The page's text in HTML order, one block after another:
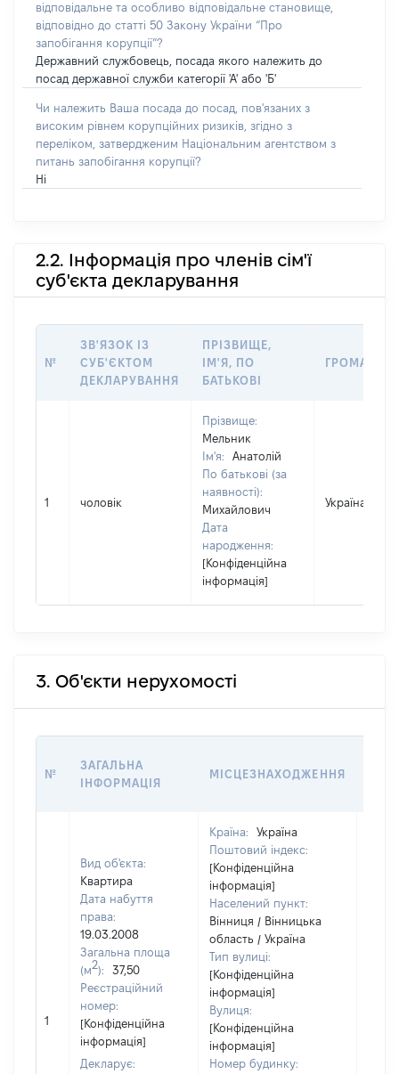
відповідальне та особливо відповідальне становище,
відповідно до статті 50 Закону України “Про
запобігання корупції”?
Державний службовець, посада якого належить до
посад державної служби категорії 'А' або 'Б'
Чи належить Ваша посада до посад, пов'язаних з
високим рівнем корупційних ризиків, згідно з
переліком, затвердженим Національним агентством з
питань запобігання корупції?
Ні
2.2. Інформація про членів сім'ї
суб'єкта декларування
№
ЗВ'ЯЗОК ІЗ
СУБ'ЄКТОМ
ДЕКЛАРУВАННЯ
ПРІЗВИЩЕ,
ІМ'Я, ПО
БАТЬКОВІ
1 чоловік
Прізвище:
Мельник
Ім'я:
Анатолій
По батькові (за
наявності):
Михайлович
Дата
народження:
[Конфіденційна
інформація]
Україна
3. Об'єкти нерухомості
№
ЗАГАЛЬНА
ІНФОРМАЦІЯ
МІСЦЕЗНАХОДЖЕННЯ
1
Вид об'єкта:
Квартира
Дата набуття
права:
19.03.2008
Загальна площа
(м2):
37,50
Реєстраційний
номер:
[Конфіденційна
інформація]
Декларує:
Країна:
Україна
Поштовий індекс:
[Конфіденційна
інформація]
Населений пункт:
Вінниця / Вінницька
область / Україна
Тип вулиці:
[Конфіденційна
інформація]
Вулиця:
[Конфіденційна
інформація]
Номер будинку: